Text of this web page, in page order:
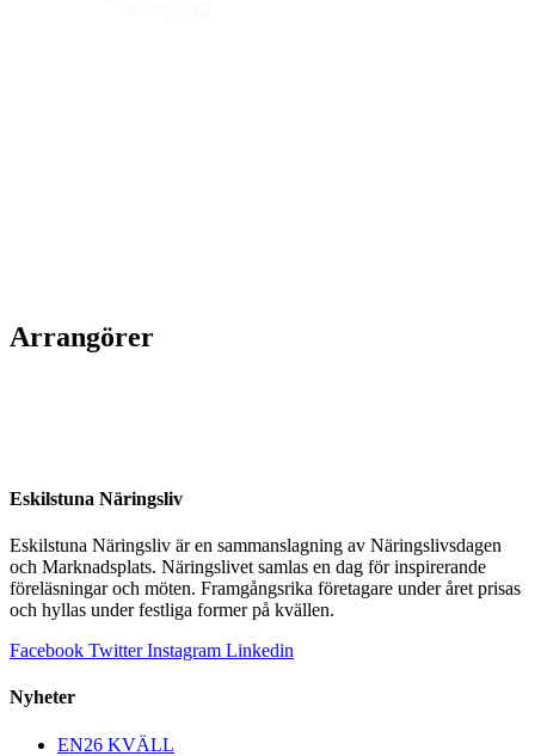
Arrangörer
Eskilstuna Näringsliv
Eskilstuna Näringsliv är en sammanslagning av Näringslivsdagen
och Marknadsplats. Näringslivet samlas en dag för inspirerande
föreläsningar och möten. Framgångsrika företagare under året prisas
och hyllas under festliga former på kvällen.
Facebook Twitter Instagram Linkedin
Nyheter
EN26 KVÄLL